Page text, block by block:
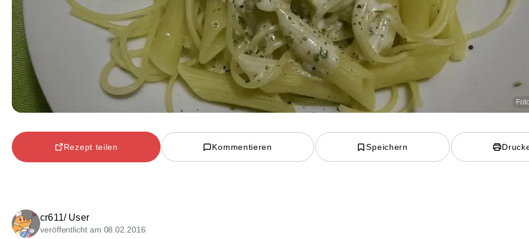
Rezept teilen Kommentieren Speichern
cr611/ User
veröffentlicht am 08.02.2016